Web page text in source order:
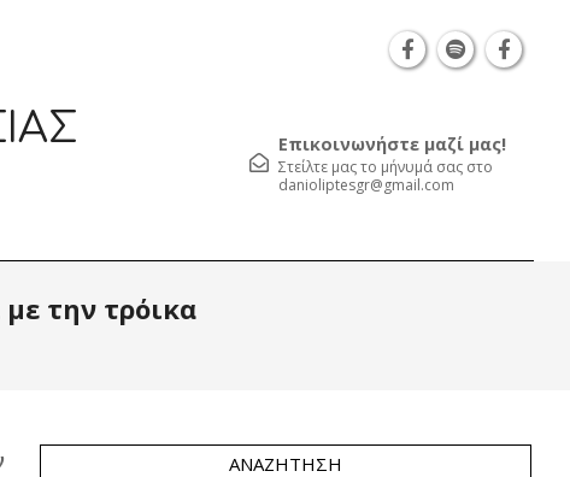
Επικοινωνήστε μαζί μας!
Στείλτε μας το μήνυμά σας στο
danioliptesgr@gmail.com
την τρόικα
ΑΝΑΖΉΤΗΣΗ